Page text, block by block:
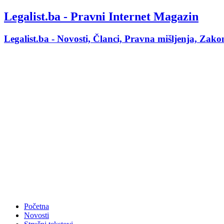
Legalist.ba - Pravni Internet Magazin
Legalist.ba - Novosti, Članci, Pravna mišljenja,
Početna
Novosti